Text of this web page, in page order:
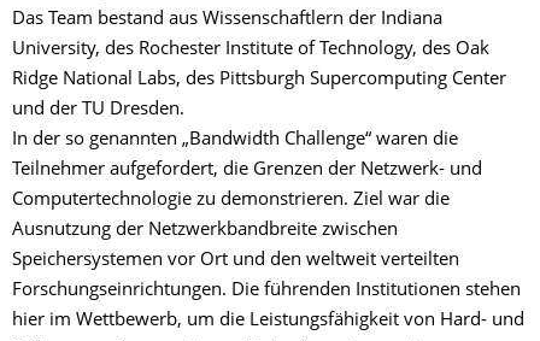
Das Team bestand aus Wissenschaftlern der Indiana
University, des Rochester Institute of Technology, des Oak
Ridge National Labs, des Pittsburgh Supercomputing Center
und der TU Dresden.
In der so genannten „Bandwidth Challenge“ waren die
Teilnehmer aufgefordert, die Grenzen der Netzwerk- und
Computertechnologie zu demonstrieren. Ziel war die
Ausnutzung der Netzwerkbandbreite zwischen
Speichersystemen vor Ort und den weltweit verteilten
Forschungseinrichtungen. Die führenden Institutionen stehen
hier im Wettbewerb, um die Leistungsfähigkeit von Hard- und